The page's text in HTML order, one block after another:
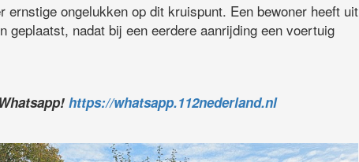
ernstige ongelukken op dit kruispunt. Een bewoner heeft uit
geplaatst, nadat bij een eerdere aanrijding een voertuig
https://whatsapp.112nederland.nl